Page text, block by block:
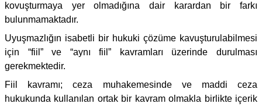
kovuşturmaya yer olmadığına dair karardan bir farkı
bulunmamaktadır.
Uyuşmazlığın isabetli bir hukuki çözüme kavuşturulabilmesi
için “fiil” ve “aynı fiil” kavramları üzerinde durulması
gerekmektedir.
Fiil kavramı; ceza muhakemesinde ve maddi ceza
hukukunda kullanılan ortak bir kavram olmakla birlikte içerik